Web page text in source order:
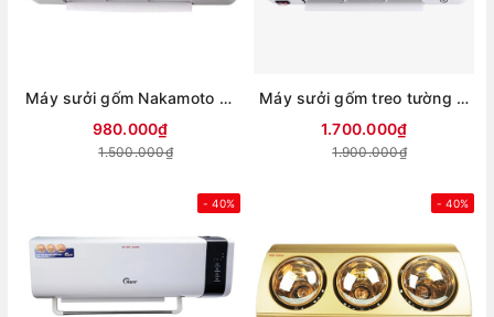
Máy sưởi gốm Nakamoto treo tường NK06
980.000₫
1.500.000₫
Máy sưởi gốm treo tường Syntex SG2268
1.700.000₫
1.900.000₫
- 40% - 40%